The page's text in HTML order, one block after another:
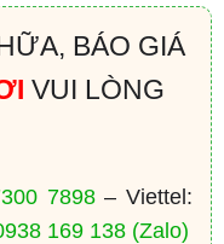
BÁO GIÁ
VUI LÒNG
7898– Viettel:
169 138 (Zalo)